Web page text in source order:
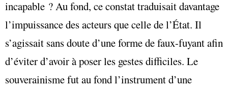
incapable ? Au fond, ce constat traduisait davantage
l’impuissance des acteurs que celle de l’État. Il
s’agissait sans doute d’une forme de faux-fuyant afin
d’éviter d’avoir à poser les gestes difficiles. Le
souverainisme fut au fond l’instrument d’une